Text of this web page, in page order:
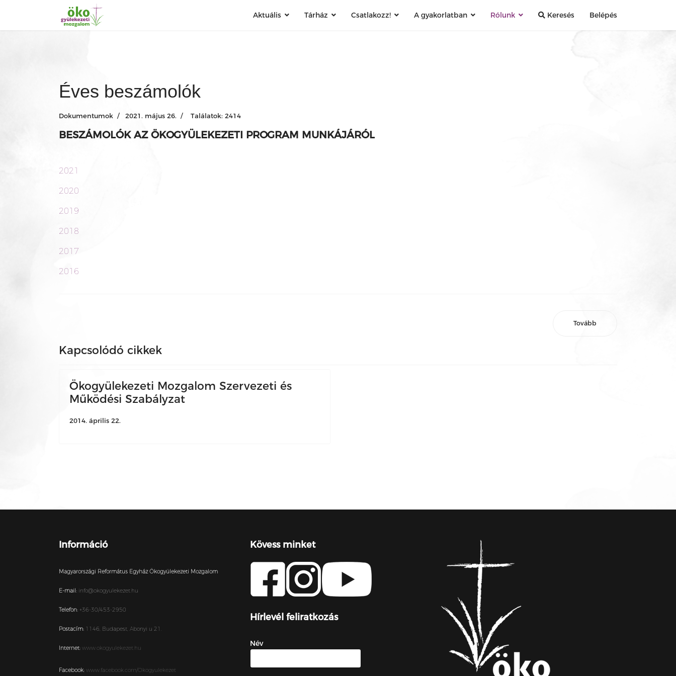
Aktuális Tárház Csatlakozz! A gyakorlatban Rólunk Keresés Belépés
Éves beszámolók
Dokumentumok 2021. május 26. Találatok: 2414
BESZÁMOLÓK AZ ÖKOGYÜLEKEZETI PROGRAM MUNKÁJÁRÓL
2021
2020
2019
2018
2017
2016
Tovább
Kapcsolódó cikkek
Ökogyülekezeti Mozgalom Szervezeti és
Működési Szabályzat
2014. április 22.
Információ
Magyarországi Református Egyház Ökogyülekezeti Mozgalom
E-mail: info@okogyulekezet.hu
Telefon: +36-30/453-2950
Postacím: 1146, Budapest, Abonyi u 21.
Internet: www.okogyulekezet.hu
Facebook: www.facebook.com/Okogyulekezet
Kövess minket
Hírlevél feliratkozás
Név